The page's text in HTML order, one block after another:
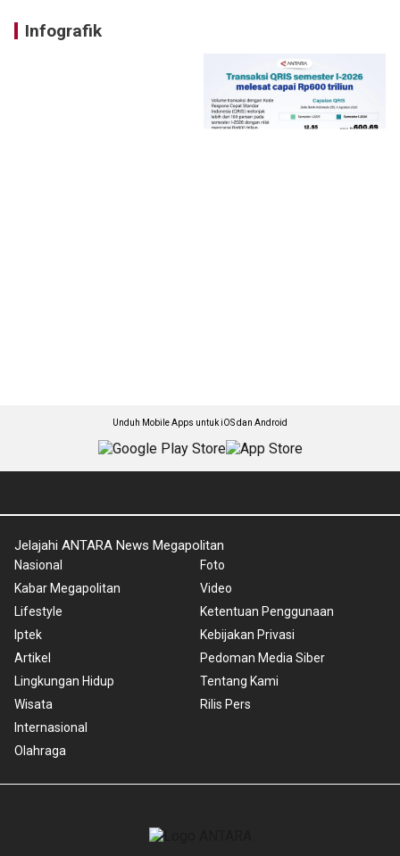
Infografik
Unduh Mobile Apps untuk iOS dan Android
Jelajahi ANTARA News Megapolitan
Nasional
Kabar Megapolitan
Lifestyle
Iptek
Artikel
Lingkungan Hidup
Wisata
Internasional
Olahraga
Foto
Video
Ketentuan Penggunaan
Kebijakan Privasi
Pedoman Media Siber
Tentang Kami
Rilis Pers